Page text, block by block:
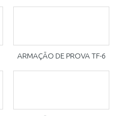
ARMAÇÃO DE PROVA TF-6